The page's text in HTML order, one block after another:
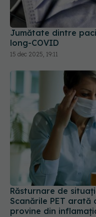
Jumătate dintre
long-COVID
15 dec 2025, 19:11
Răsturnare de
Scanările PET arată
provine din